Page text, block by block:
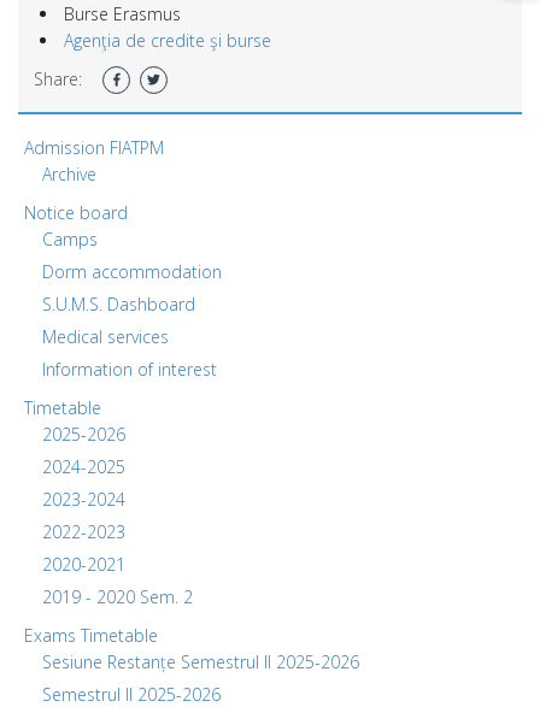
Burse Erasmus
Agenţia de credite şi burse
Share:
Admission FIATPM
Archive
Notice board
Camps
Dorm accommodation
S.U.M.S. Dashboard
Medical services
Information of interest
Timetable
2025-2026
2024-2025
2023-2024
2022-2023
2020-2021
2019 - 2020 Sem. 2
Exams Timetable
Sesiune Restanțe Semestrul II 2025-2026
Semestrul II 2025-2026